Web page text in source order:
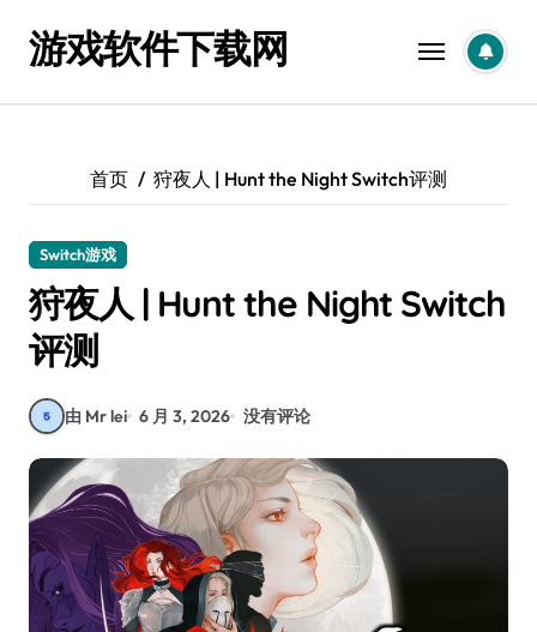
游戏软件下载网
首页 狩夜人 | Hunt the Night Switch评测
Switch游戏
狩夜人 | Hunt the Night Switch
评测
由 Mr lei 6 月 3, 2026 没有评论